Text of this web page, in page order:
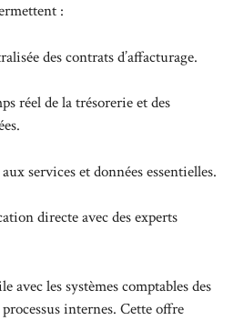
:
des contrats d’affacturage.
réel de la trésorerie et des
services et données essentielles.
directe avec des experts
avec les systèmes comptables des
internes. Cette offre